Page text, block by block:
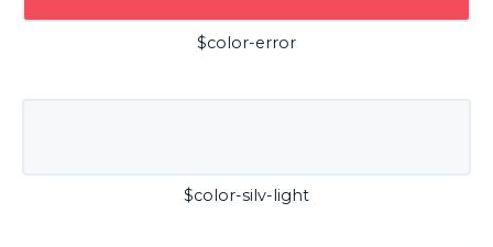
$color-error
$color-silv-light